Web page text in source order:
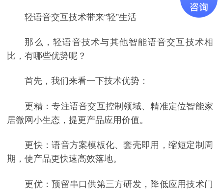
轻语音交互技术带来“轻”生活
那么，轻语音技术与其他智能语音交互技术相
比，有哪些优势呢？
首先，我们来看一下技术优势：
更精：专注语音交互控制领域、精准定位智能家
居微网小生态，提更产品应用价值。
更快：语音方案模板化、套壳即用，缩短定制周
期，使产品更快速高效落地。
更优：预留串口供第三方研发，降低应用技术门